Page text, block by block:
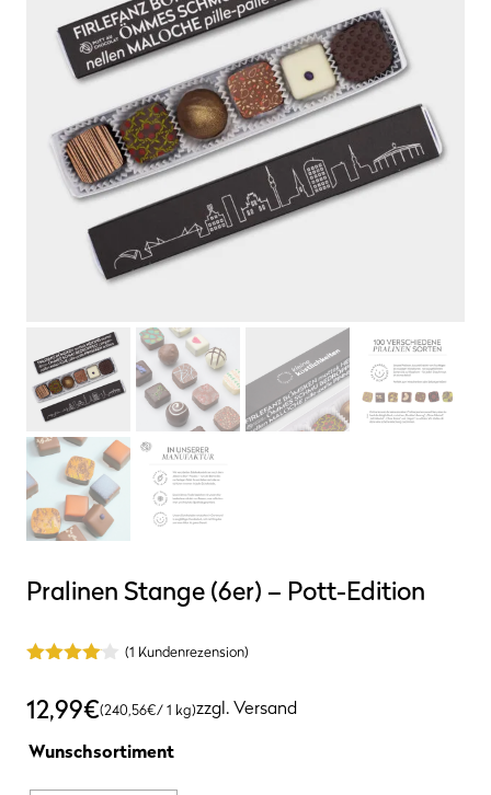
Pralinen Stange (6er) – Pott-Edition
(1 Kundenrezension)
12,99€(240,56€/ 1 kg)zzgl. Versand
Wunschsortiment